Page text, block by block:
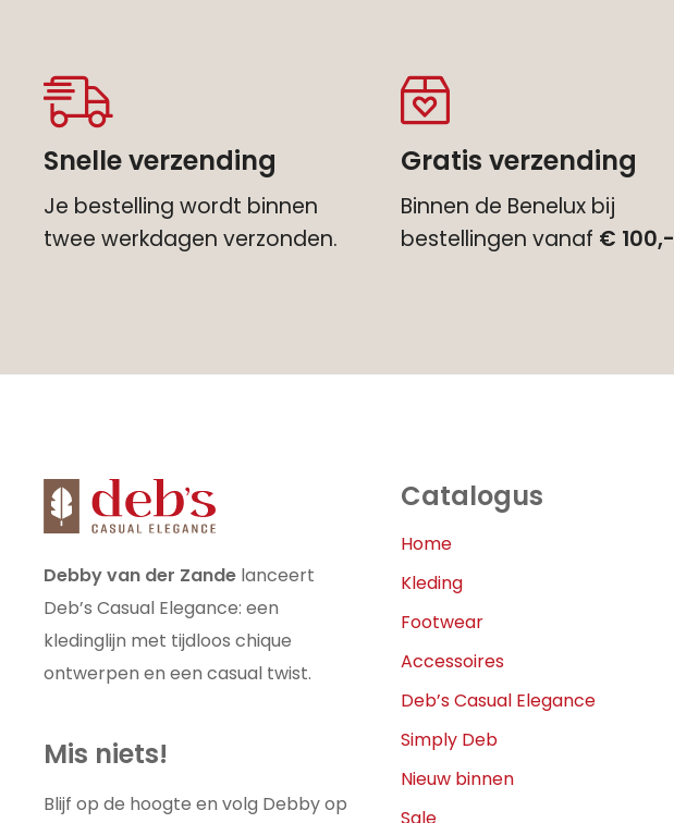
Snelle verzending
Je bestelling wordt binnen
twee werkdagen verzonden.
Gratis verzending
Binnen de Benelux bij
bestellingen vanaf € 100,-
Debby van der Zande lanceert
Deb’s Casual Elegance: een
kledinglijn met tijdloos chique
ontwerpen en een casual twist.
Mis niets!
Blijf op de hoogte en volg Debby op
Catalogus
Home
Kleding
Footwear
Accessoires
Deb’s Casual Elegance
Simply Deb
Nieuw binnen